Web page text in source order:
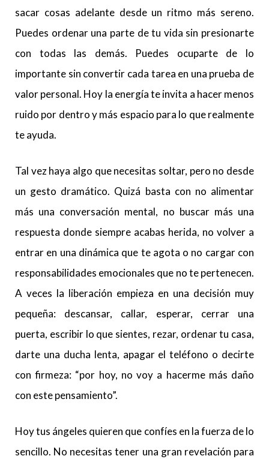
sacar cosas adelante desde un ritmo más sereno.
Puedes ordenar una parte de tu vida sin presionarte
con todas las demás. Puedes ocuparte de lo
importante sin convertir cada tarea en una prueba de
valor personal. Hoy la energía te invita a hacer menos
ruido por dentro y más espacio para lo que realmente
te ayuda.
Tal vez haya algo que necesitas soltar, pero no desde
un gesto dramático. Quizá basta con no alimentar
más una conversación mental, no buscar más una
respuesta donde siempre acabas herida, no volver a
entrar en una dinámica que te agota o no cargar con
responsabilidades emocionales que no te pertenecen.
A veces la liberación empieza en una decisión muy
pequeña: descansar, callar, esperar, cerrar una
puerta, escribir lo que sientes, rezar, ordenar tu casa,
darte una ducha lenta, apagar el teléfono o decirte
con firmeza: “por hoy, no voy a hacerme más daño
con este pensamiento”.
Hoy tus ángeles quieren que confíes en la fuerza de lo
sencillo. No necesitas tener una gran revelación para